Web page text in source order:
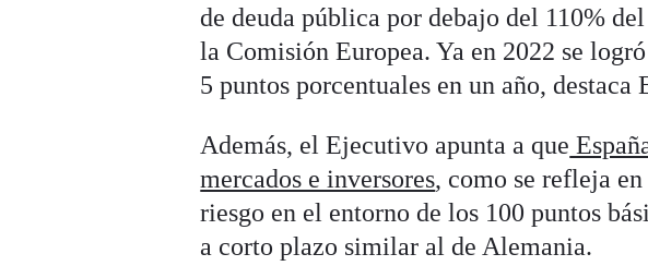
de deuda pública por debajo del 110%
la Comisión Europea. Ya en 2022 se
5 puntos porcentuales en un año, destaca
Además, el Ejecutivo apunta a que
mercados e inversores, como se refleja
riesgo en el entorno de los 100 puntos
a corto plazo similar al de Alemania.